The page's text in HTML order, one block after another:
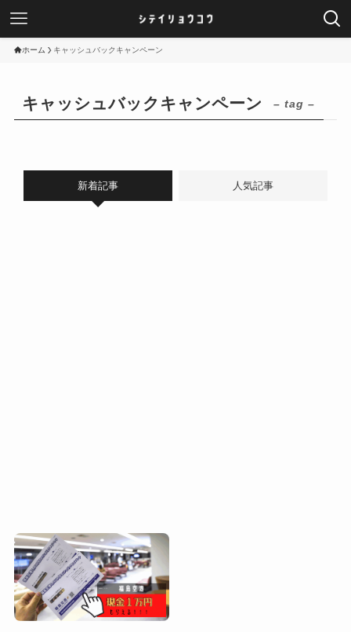
ホーム キャッシュバックキャンペーン
キャッシュバックキャンペーン – tag –
新着記事 人気記事